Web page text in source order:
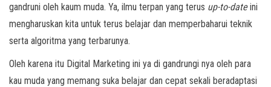
gandruni oleh kaum muda. Ya, ilmu terpan yang terus up-to-dateini
mengharuskan kita untuk terus belajar dan memperbaharui teknik
serta algoritma yang terbarunya.
Oleh karena itu Digital Marketing ini ya di gandrungi nya oleh para
kau muda yang memang suka belajar dan cepat sekali beradaptasi